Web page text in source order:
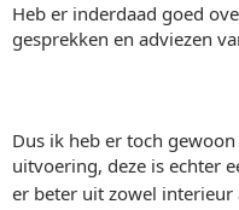
Heb er inderdaad goed
gesprekken en adviezen
Dus ik heb er toch
uitvoering, deze is echter
er beter uit zowel interieur